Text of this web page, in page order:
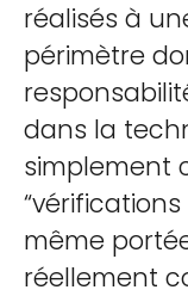
réalisés à
périmètre
dans la
simplement
même
réellement